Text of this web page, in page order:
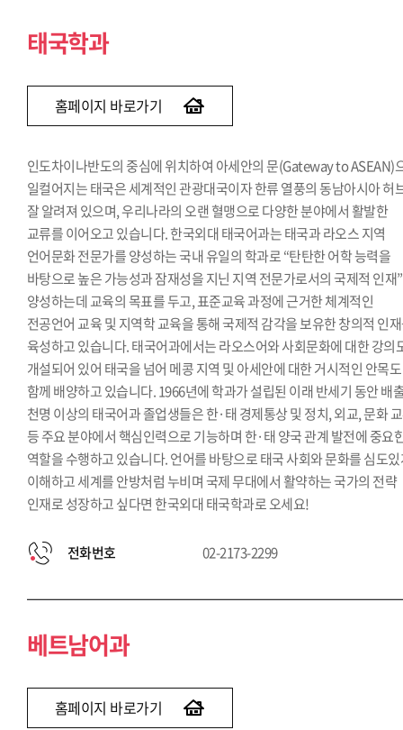
태국학과
홈페이지 바로가기
인도차이나반도의 중심에 위치하여 아세안의 문(Gateway to ASEAN)
일컬어지는 태국은 세계적인 관광대국이자 한류 열풍의 동남아시아 허
잘 알려져 있으며, 우리나라의 오랜 혈맹으로 다양한 분야에서 활발한
교류를 이어오고 있습니다. 한국외대 태국어과는 태국과 라오스 지역
언어문화 전문가를 양성하는 국내 유일의 학과로 “탄탄한 어학 능력을
바탕으로 높은 가능성과 잠재성을 지닌 지역 전문가로서의 국제적 인재
양성하는데 교육의 목표를 두고, 표준교육 과정에 근거한 체계적인
전공언어 교육 및 지역학 교육을 통해 국제적 감각을 보유한 창의적 인
육성하고 있습니다. 태국어과에서는 라오스어와 사회문화에 대한 강의
개설되어 있어 태국을 넘어 메콩 지역 및 아세안에 대한 거시적인 안목도
함께 배양하고 있습니다. 1966년에 학과가 설립된 이래 반세기 동안 배
천명 이상의 태국어과 졸업생들은 한·태 경제통상 및 정치, 외교, 문화
등 주요 분야에서 핵심인력으로 기능하며 한·태 양국 관계 발전에 중요
역할을 수행하고 있습니다. 언어를 바탕으로 태국 사회와 문화를 심도
이해하고 세계를 안방처럼 누비며 국제 무대에서 활약하는 국가의 전략
인재로 성장하고 싶다면 한국외대 태국학과로 오세요!
전화번호 02-2173-2299
베트남어과
홈페이지 바로가기